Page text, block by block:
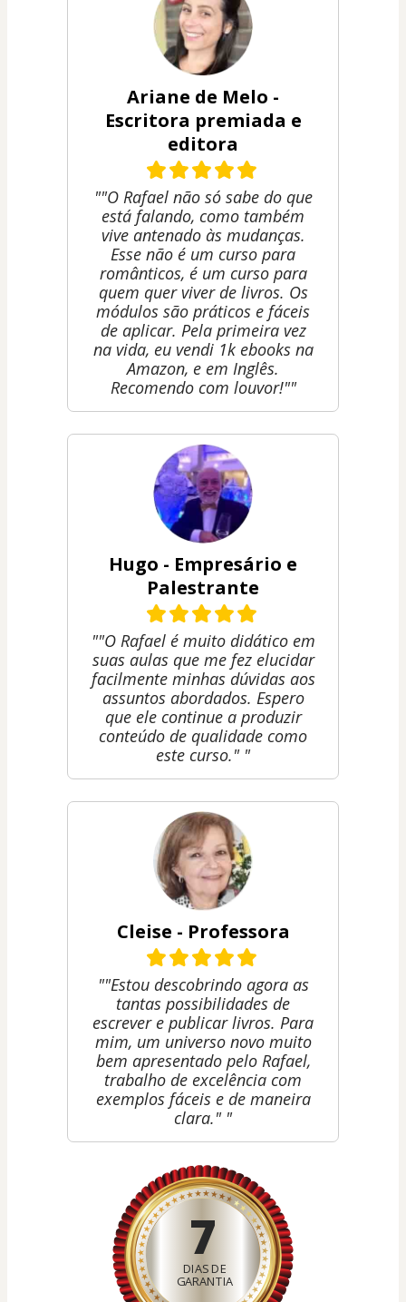
Ariane de Melo -
Escritora premiada e
editora
""O Rafael não só sabe do que
está falando, como também
vive antenado às mudanças.
Esse não é um curso para
românticos, é um curso para
quem quer viver de livros. Os
módulos são práticos e fáceis
de aplicar. Pela primeira vez
na vida, eu vendi 1k ebooks na
Amazon, e em Inglês.
Recomendo com louvor!""
Hugo - Empresário e
Palestrante
""O Rafael é muito didático em
suas aulas que me fez elucidar
facilmente minhas dúvidas aos
assuntos abordados. Espero
que ele continue a produzir
conteúdo de qualidade como
este curso." "
Cleise - Professora
""Estou descobrindo agora as
tantas possibilidades de
escrever e publicar livros. Para
mim, um universo novo muito
bem apresentado pelo Rafael,
trabalho de excelência com
exemplos fáceis e de maneira
clara." "
7
DIAS DE
GARANTIA